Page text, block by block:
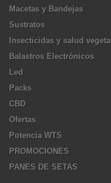
Macetas y Bandejas
Sustratos
Insecticidas y salud vegetal
Balastros Electrónicos
Led
Packs
CBD
Ofertas
Potencia WTS
PROMOCIONES
PANES DE SETAS